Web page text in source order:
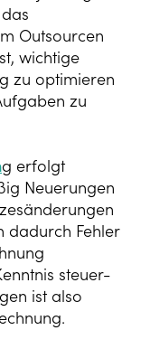
Outsourcen
wichtige
zu optimieren
zu
g erfolgt
Neuerungen
dadurch Fehler
steuer-
ist also